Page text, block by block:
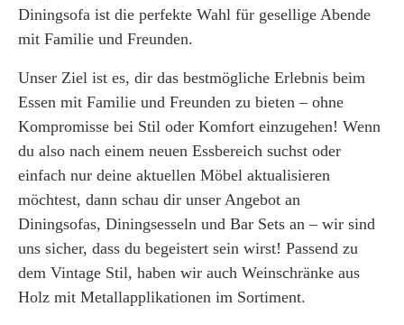
Diningsofa ist die perfekte Wahl für gesellige Abende
mit Familie und Freunden.
Unser Ziel ist es, dir das bestmögliche Erlebnis beim
Essen mit Familie und Freunden zu bieten – ohne
Kompromisse bei Stil oder Komfort einzugehen! Wenn
du also nach einem neuen Essbereich suchst oder
einfach nur deine aktuellen Möbel aktualisieren
möchtest, dann schau dir unser Angebot an
Diningsofas, Diningsesseln und Bar Sets an – wir sind
uns sicher, dass du begeistert sein wirst! Passend zu
dem Vintage Stil, haben wir auch Weinschränke aus
Holz mit Metallapplikationen im Sortiment.